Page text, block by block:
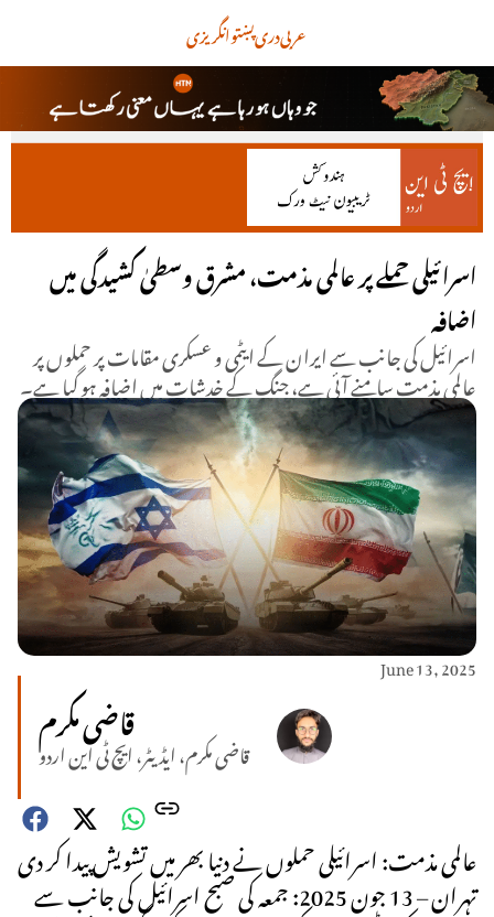
انگریزیپښتودریعربی
اسرائیلی حملے پر عالمی مذمت، مشرق وسطیٰ کشیدگی میں
اضافہ
اسرائیل کی جانب سے ایران کے ایٹمی و عسکری مقامات پر حملوں پر
عالمی مذمت سامنے آئی ہے، جنگ کے خدشات میں اضافہ ہو گیا ہے۔
June 13, 2025
قاضی مکرم
قاضی مکرم، ایڈیٹر، ایچ ٹی این اردو
عالمی مذمت: اسرائیلی حملوں نے دنیا بھر میں تشویش پیدا کر دی
تہران – 13 جون 2025: جمعہ کی صبح اسرائیل کی جانب سے